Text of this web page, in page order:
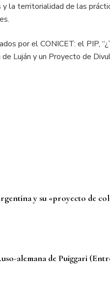
la territorialidad de las
por el CONICET: el PIP,
Luján y un Proyecto de
y su «proyecto de
alemana de Puiggari